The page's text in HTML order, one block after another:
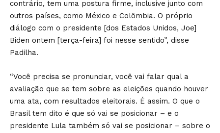
contrário, tem uma postura firme, inclusive junto com
outros países, como México e Colômbia. O próprio
diálogo com o presidente [dos Estados Unidos, Joe]
Biden ontem [terça-feira] foi nesse sentido”, disse
Padilha.
“Você precisa se pronunciar, você vai falar qual a
avaliação que se tem sobre as eleições quando houver
uma ata, com resultados eleitorais. É assim. O que o
Brasil tem dito é que só vai se posicionar – e o
presidente Lula também só vai se posicionar – sobre o